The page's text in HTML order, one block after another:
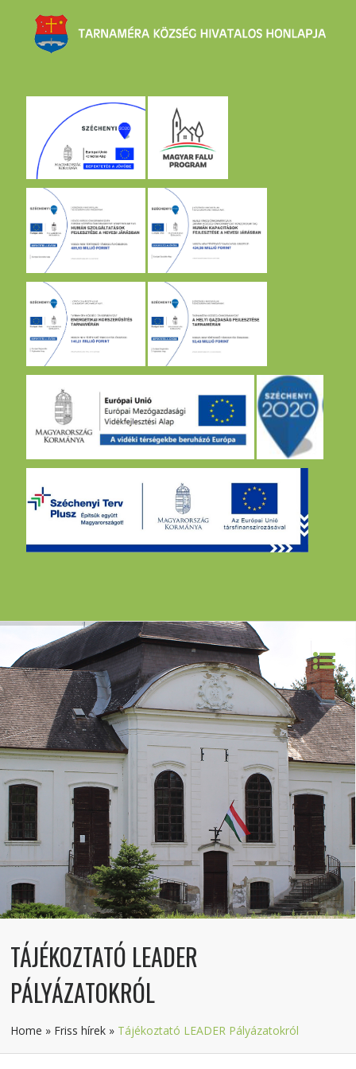
TÁJÉKOZTATÓ LEADER
PÁLYÁZATOKRÓL
Home » Friss hírek » Tájékoztató LEADER Pályázatokról